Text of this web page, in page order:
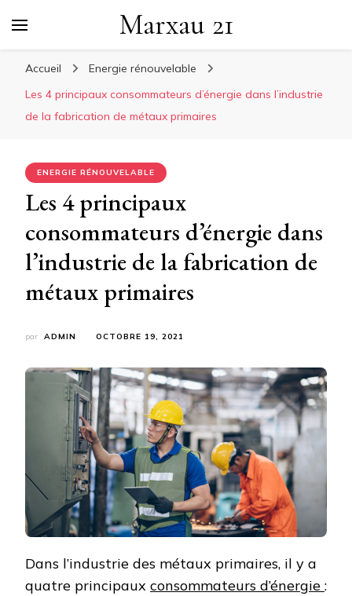
Marxau 21
Accueil
Energie rénouvelable
Les 4 principaux consommateurs d’énergie dans l’industrie
de la fabrication de métaux primaires
ENERGIE RÉNOUVELABLE
Les 4 principaux
consommateurs d’énergie dans
l’industrie de la fabrication de
métaux primaires
par ADMIN OCTOBRE 19, 2021
Dans l’industrie des métaux primaires, il y a
quatre principaux consommateurs d’énergie :